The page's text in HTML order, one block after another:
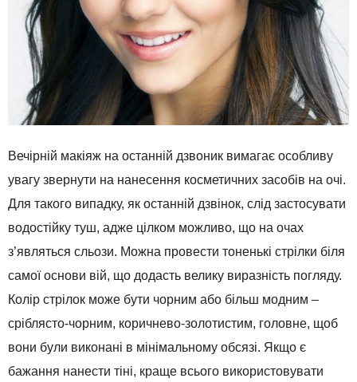
Вечірній макіяж на останній дзвоник вимагає особливу
увагу звернути на нанесення косметичних засобів на очі.
Для такого випадку, як останній дзвінок, слід застосувати
водостійку туш, адже цілком можливо, що на очах
з’являться сльози. Можна провести тоненькі стрілки біля
самої основи вій, що додасть велику виразність погляду.
Колір стрілок може бути чорним або більш модним –
сріблясто-чорним, коричнево-золотистим, головне, щоб
вони були виконані в мінімальному обсязі. Якщо є
бажання нанести тіні, краще всього використовувати